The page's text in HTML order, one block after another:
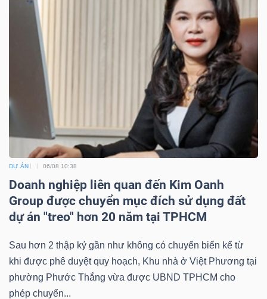
DỰ ÁN 06/08 10:38
Doanh nghiệp liên quan đến Kim Oanh
Group được chuyển mục đích sử dụng đất
dự án "treo" hơn 20 năm tại TPHCM
Sau hơn 2 thập kỷ gần như không có chuyển biến kể từ
khi được phê duyệt quy hoạch, Khu nhà ở Việt Phương tại
phường Phước Thắng vừa được UBND TPHCM cho
phép chuyển...
chính
Công
cụ
đầu
tư